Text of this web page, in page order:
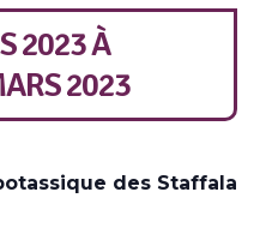
2023À
2023
des Staffala